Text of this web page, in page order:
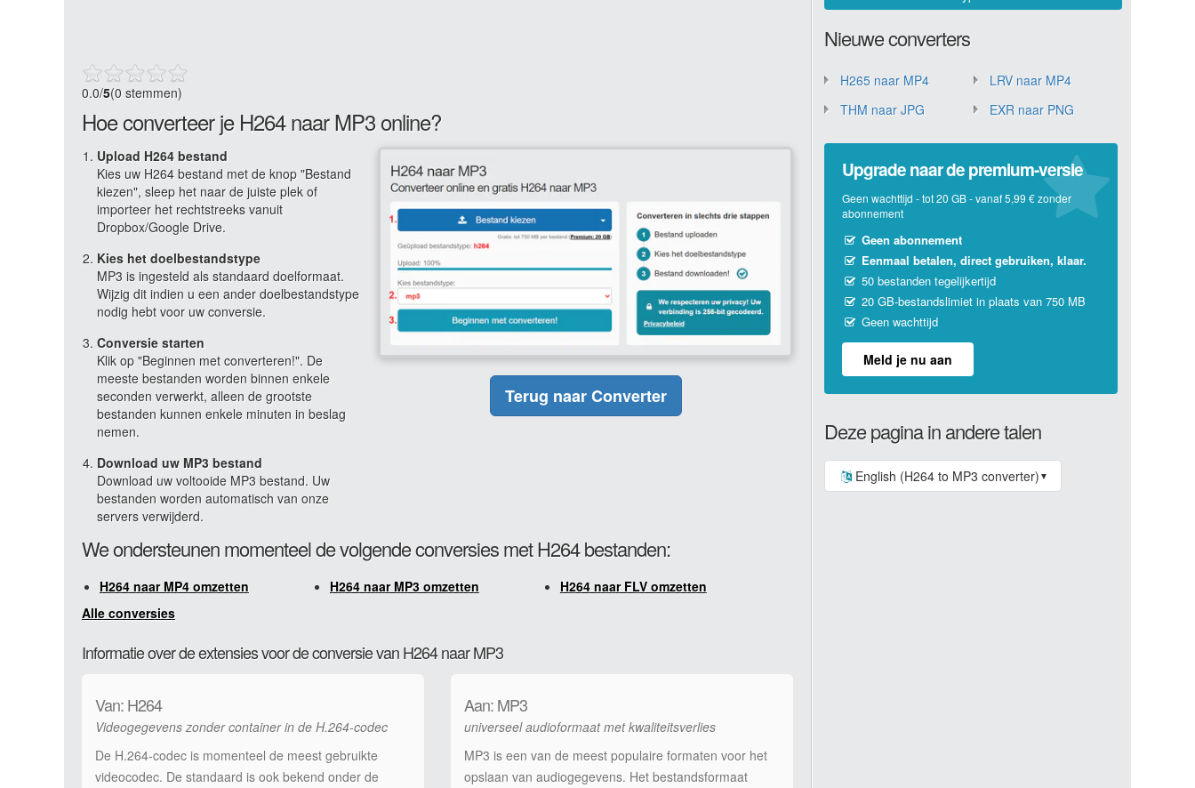
0.0/5(0 stemmen)
Hoe converteer je H264 naar MP3 online?
Upload H264 bestand
Kies uw H264 bestand met de knop "Bestand
kiezen", sleep het naar de juiste plek of
importeer het rechtstreeks vanuit
Dropbox/Google Drive.
Kies het doelbestandstype
MP3 is ingesteld als standaard doelformaat.
Wijzig dit indien u een ander doelbestandstype
nodig hebt voor uw conversie.
Conversie starten
Klik op "Beginnen met converteren!". De
meeste bestanden worden binnen enkele
seconden verwerkt, alleen de grootste
bestanden kunnen enkele minuten in beslag
nemen.
Download uw MP3 bestand
Download uw voltooide MP3 bestand. Uw
bestanden worden automatisch van onze
servers verwijderd.
Terug naar Converter
We ondersteunen momenteel de volgende conversies met H264 bestanden:
H264 naar MP4 omzetten H264 naar MP3 omzetten
H264 naar FLV omzetten
Alle conversies
Informatie over de extensies voor de conversie van H264 naar MP3
Van: H264
Videogegevens zonder container in de H.264-codec
De H.264-codec is momenteel de meest gebruikte
videocodec. De standaard is ook bekend onder de
Aan: MP3
universeel audioformaat met kwaliteitsverlies
MP3 is een van de meest populaire formaten voor het
opslaan van audiogegevens. Het bestandsformaat
Nieuwe converters
H265 naar MP4
LRV naar MP4
THM naar JPG
EXR naar PNG
Upgrade naar de premium-versie
Geen wachttijd - tot 20 GB - vanaf 5,99 € zonder
abonnement
Geen abonnement
Eenmaal betalen, direct gebruiken, klaar.
50 bestanden tegelijkertijd
20 GB-bestandslimiet in plaats van 750 MB
Geen wachttijd
Meld je nu aan
Deze pagina in andere talen
English (H264 to MP3 converter) ▼